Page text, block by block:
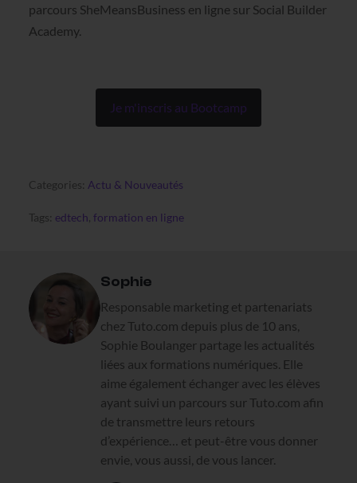
parcours SheMeansBusiness en ligne sur Social Builder
Academy.
Je m'inscris au Bootcamp
Categories: Actu & Nouveautés
Tags: edtech formation en ligne
Sophie
Responsable marketing et partenariats
chez Tuto.com depuis plus de 10 ans,
Sophie Boulanger partage les actualités
liées aux formations numériques. Elle
aime également échanger avec les élèves
ayant suivi un parcours sur Tuto.com afin
de transmettre leurs retours
d’expérience… et peut-être vous donner
envie, vous aussi, de vous lancer.